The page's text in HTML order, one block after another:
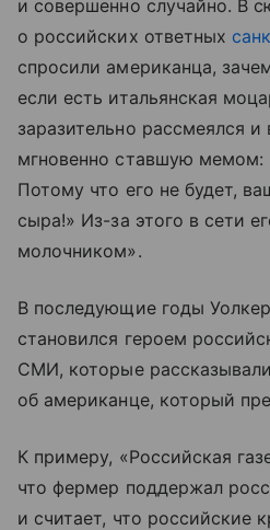
и совершенно случайно. В
о российских ответных
спросили американца,
если есть итальянская
заразительно рассмеялся и
мгновенно ставшую мемом:
Потому что его не будет,
сыра!» Из-за этого в сети
молочником».
В последующие годы
становился героем
СМИ, которые
об американце, который
К примеру, «Российская
что фермер поддержал
и считает, что российские